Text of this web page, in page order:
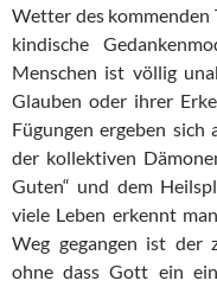
Wetter des kommenden
kindische
Menschen ist völlig
Glauben oder ihrer
Fügungen ergeben sich
der kollektiven
Guten“ und dem
viele Leben erkennt
Weg gegangen ist der
ohne dass Gott ein